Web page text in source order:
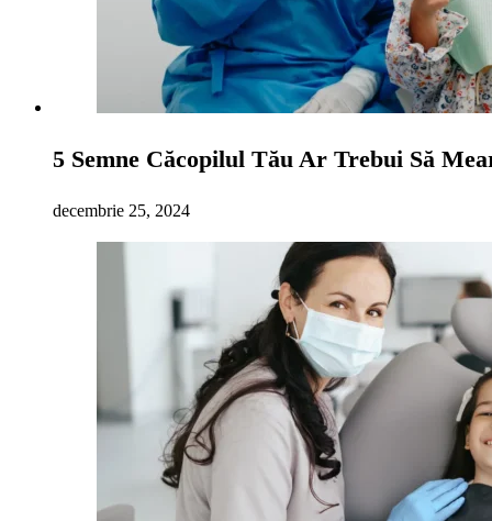
5 Semne Căcopilul Tău Ar Trebui Să
decembrie 25, 2024